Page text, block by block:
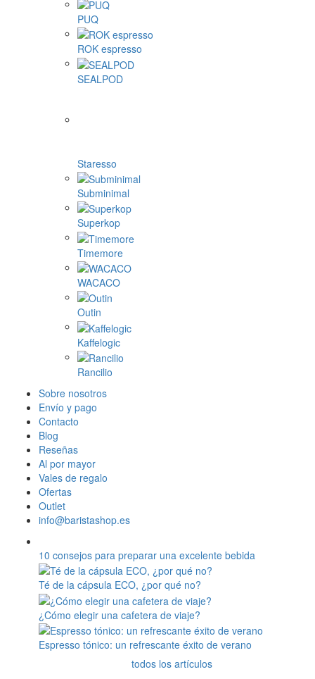
PUQ
ROK espresso
SEALPOD
Staresso
Subminimal
Superkop
Timemore
WACACO
Outin
Kaffelogic
Rancilio
Sobre nosotros
Envío y pago
Contacto
Blog
Reseñas
Al por mayor
Vales de regalo
Ofertas
Outlet
info@baristashop.es
10 consejos para preparar una excelente bebida
Té de la cápsula ECO, ¿por qué no?
¿Cómo elegir una cafetera de viaje?
Espresso tónico: un refrescante éxito de verano
todos los artículos